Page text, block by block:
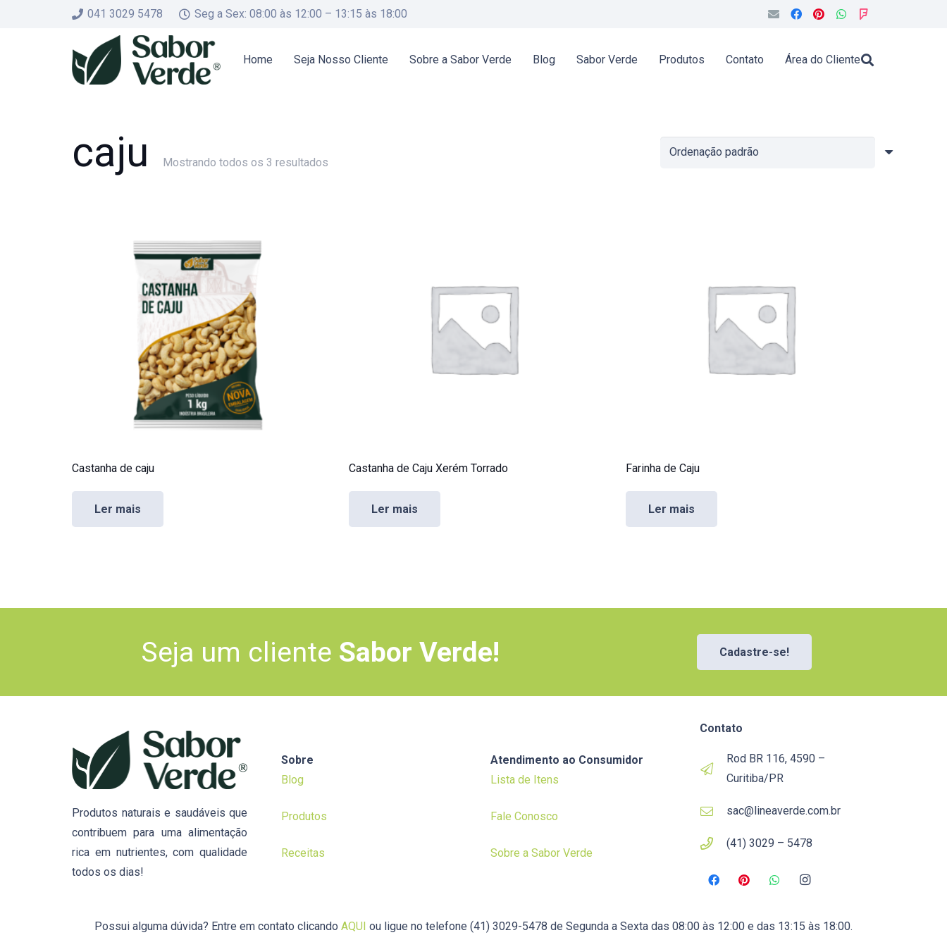
041 3029 5478 Seg a Sex: 08:00 às 12:00 – 13:15 às 18:00
Home Seja Nosso Cliente Sobre a Sabor Verde Blog Sabor Verde Produtos Contato Área do Cliente
caju Mostrando todos os 3 resultados
Castanha de caju
Ler mais
Castanha de Caju Xerém Torrado
Ler mais
Farinha de Caju
Ler mais
Seja um cliente Sabor Verde! Cadastre-se!
Produtos naturais e saudáveis que
contribuem para uma alimentação
rica em nutrientes, com qualidade
todos os dias!
Sobre
Blog
Produtos
Receitas
Atendimento ao Consumidor
Lista de Itens
Fale Conosco
Sobre a Sabor Verde
Contato
Rod BR 116, 4590 –
Curitiba/PR
sac@lineaverde.com.br
(41) 3029 – 5478
Possui alguma dúvida? Entre em contato clicando AQUI ou ligue no telefone (41) 3029-5478 de Segunda a Sexta das 08:00 às 12:00 e das 13:15 às 18:00.